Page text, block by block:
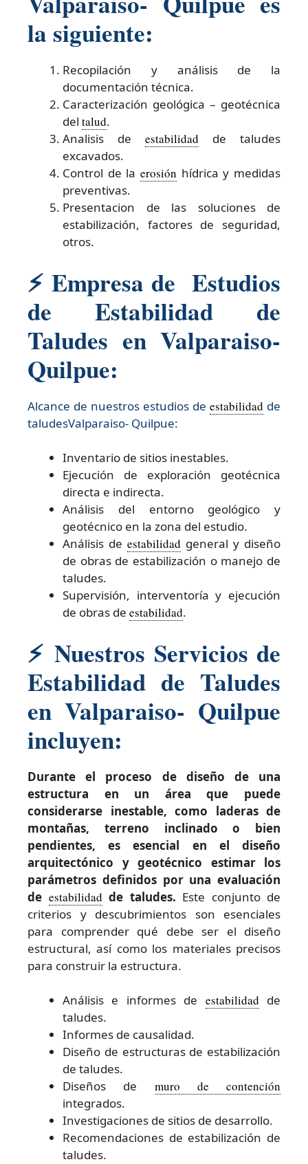
la siguiente:
Recopilación y análisis de la
documentación técnica.
Caracterización geológica – geotécnica
del talud.
Analisis de estabilidad de taludes
excavados.
Control de la erosión hídrica y medidas
preventivas.
Presentacion de las soluciones de
estabilización, factores de seguridad,
otros.
⚡ Empresa de Estudios
de Estabilidad de
Taludes en Valparaiso-
Quilpue:
Alcance de nuestros estudios de estabilidad de
taludesValparaiso- Quilpue:​
Inventario de sitios inestables.
Ejecución de exploración geotécnica
directa e indirecta.
Análisis del entorno geológico y
geotécnico en la zona del estudio.
Análisis de estabilidad general y diseño
de obras de estabilización o manejo de
taludes.
Supervisión, interventoría y ejecución
de obras de estabilidad.
⚡ Nuestros Servicios de
Estabilidad de Taludes
en Valparaiso- Quilpue
incluyen:
Durante el proceso de diseño de una
estructura en un área que puede
considerarse inestable, como laderas de
montañas, terreno inclinado o bien
pendientes, es esencial en el diseño
arquitectónico y geotécnico estimar los
parámetros definidos por una evaluación
de estabilidad de taludes. Este conjunto de
criterios y descubrimientos son esenciales
para comprender qué debe ser el diseño
estructural, así como los materiales precisos
para construir la estructura.
Análisis e informes de estabilidad de
taludes.
Informes de causalidad.
Diseño de estructuras de estabilización
de taludes.
Diseños de muro de contención
integrados.
Investigaciones de sitios de desarrollo.
Recomendaciones de estabilización de
taludes.